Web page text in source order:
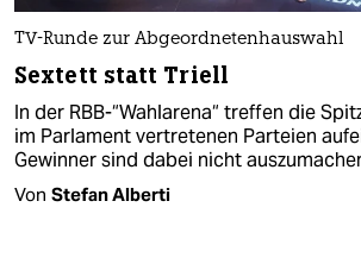
TV-Runde zur Abgeordnetenhauswahl
Sextett statt Triell
In der RBB-“Wahlarena“ treffen die
im Parlament vertretenen Parteien
Gewinner sind dabei nicht
Von Stefan Alberti